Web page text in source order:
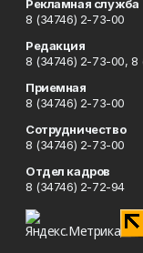
Рекламная служба
8 (34746) 2-73-00
Редакция
8 (34746) 2-73-00, 8
Приемная
8 (34746) 2-73-00
Сотрудничество
8 (34746) 2-73-00
Отдел кадров
8 (34746) 2-72-94